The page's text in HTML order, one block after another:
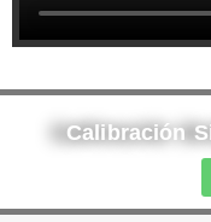
Calibración